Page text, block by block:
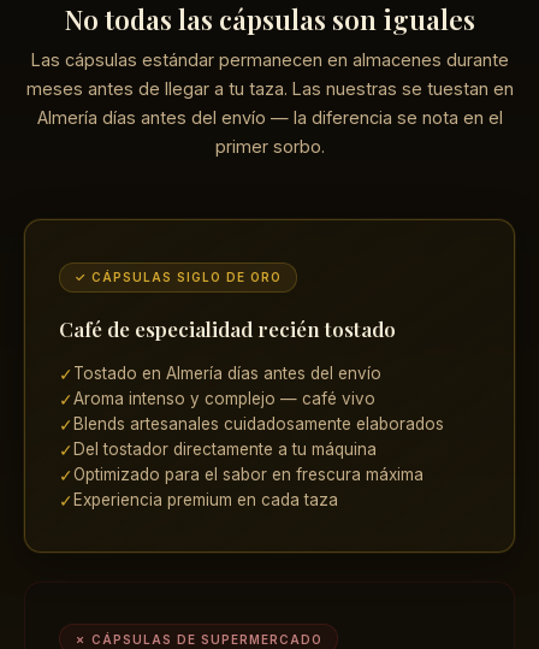
No todas las cápsulas son iguales
Las cápsulas estándar permanecen en almacenes durante
meses antes de llegar a tu taza. Las nuestras se tuestan en
Almería días antes del envío — la diferencia se nota en el
primer sorbo.
✗ CÁPSULAS DE SUPERMERCADO
✓ CÁPSULAS SIGLO DE ORO
Café de especialidad recién tostado
✓Tostado en Almería días antes del envío
✓Aroma intenso y complejo — café vivo
✓ Blends artesanales cuidadosamente elaborados
✓ Del tostador directamente a tu máquina
✓Optimizado para el sabor en frescura máxima
✓ Experiencia premium en cada taza